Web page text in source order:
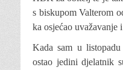
s biskupom Valterom
ka osjećao uvažavanje
Kada sam u
ostao jedini djelatnik